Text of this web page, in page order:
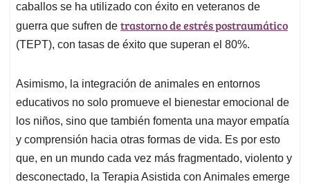
caballos se ha utilizado con éxito en veteranos de
guerra que sufren de trastorno de estrés postraumático
(TEPT), con tasas de éxito que superan el 80%.
Asimismo, la integración de animales en entornos
educativos no solo promueve el bienestar emocional de
los niños, sino que también fomenta una mayor empatía
y comprensión hacia otras formas de vida. Es por esto
que, en un mundo cada vez más fragmentado, violento y
desconectado, la Terapia Asistida con Animales emerge